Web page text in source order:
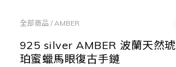
全部商品 /AMBER
925 silver AMBER 波蘭天然琥
珀蜜蠟馬眼復古手鏈